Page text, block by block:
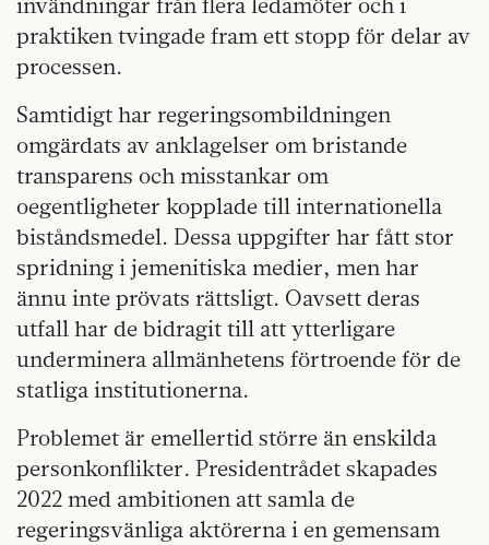
praktiken tvingade fram ett stopp för delar av
processen.
Samtidigt har regeringsombildningen
omgärdats av anklagelser om bristande
transparens och misstankar om
oegentligheter kopplade till internationella
biståndsmedel. Dessa uppgifter har fått stor
spridning i jemenitiska medier, men har
ännu inte prövats rättsligt. Oavsett deras
utfall har de bidragit till att ytterligare
underminera allmänhetens förtroende för de
statliga institutionerna.
Problemet är emellertid större än enskilda
personkonflikter. Presidentrådet skapades
2022 med ambitionen att samla de
regeringsvänliga aktörerna i en gemensam